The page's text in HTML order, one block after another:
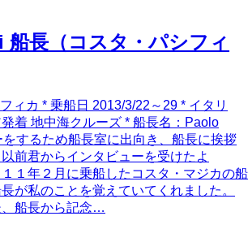
長（コスタ・パシフィ
ィカ * 乗船日 2013/3/22～29 * イタリ
着 地中海クルーズ * 船長名：Paolo
するため船長室に出向き、船長に挨拶
前君からインタビューを受けたよ
１年２月に乗船したコスタ・マジカの船
が私のことを覚えていてくれました。
船長から記念…